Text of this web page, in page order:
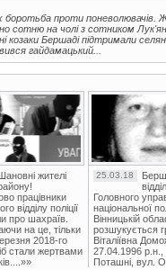
боротьба проти поневолювачів.
сотню на чолі з сотником
козаки Бершаді підтримали
гайдамацький...
жителі
працівники
відділу поліції
про шахраїв.
на це, тільки
2018-го
стали жертвами
25.03.18
Головного
національної
Вінницькій
розшукується
Віталіївна
27.04.1996 р.н.,
Поташні, вул.